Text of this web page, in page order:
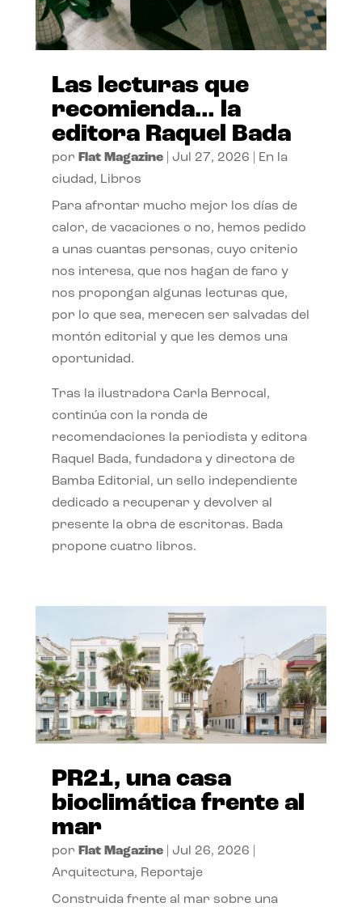
Las lecturas que
recomienda… la
editora Raquel Bada
por Flat Magazine| Jul 27, 2026
En la
ciudad, Libros
Para afrontar mucho mejor los días de
calor, de vacaciones o no, hemos pedido
a unas cuantas personas, cuyo criterio
nos interesa, que nos hagan de faro y
nos propongan algunas lecturas que,
por lo que sea, merecen ser salvadas del
montón editorial y que les demos una
oportunidad.
Tras la ilustradora Carla Berrocal,
continúa con la ronda de
recomendaciones la periodista y editora
Raquel Bada, fundadora y directora de
Bamba Editorial, un sello independiente
dedicado a recuperar y devolver al
presente la obra de escritoras. Bada
propone cuatro libros.
PR21, una casa
bioclimática frente al
mar
por Flat Magazine| Jul 26, 2026
Arquitectura, Reportaje
Construida frente al mar sobre una